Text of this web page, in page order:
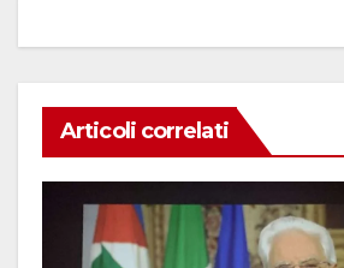
Articoli correlati